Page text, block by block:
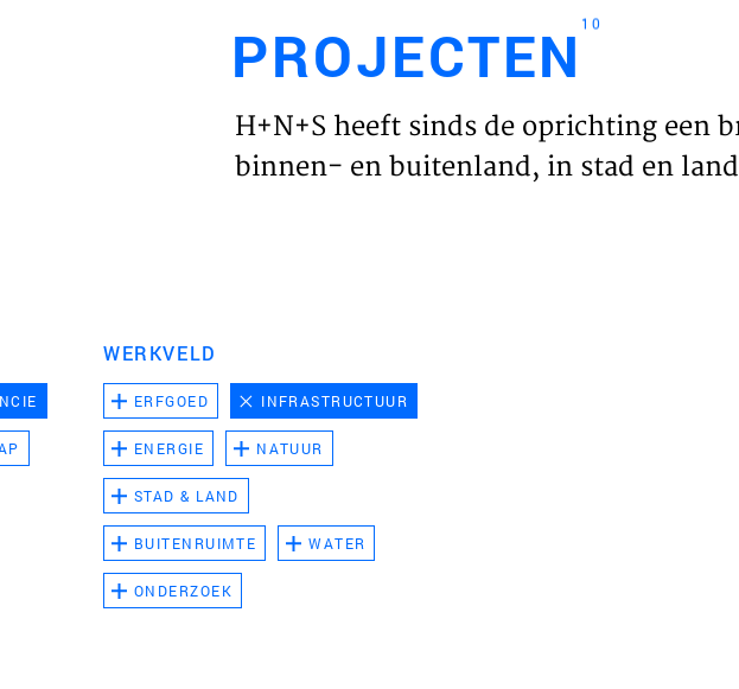
HOME
PROJECTEN 10
H+N+S heeft sinds de oprichting een
binnen- en buitenland, in stad en
WERKVELD
ERFGOED INFRASTRUCTUUR
ENERGIE NATUUR
STAD & LAND
BUITENRUIMTE WATER
ONDERZOEK